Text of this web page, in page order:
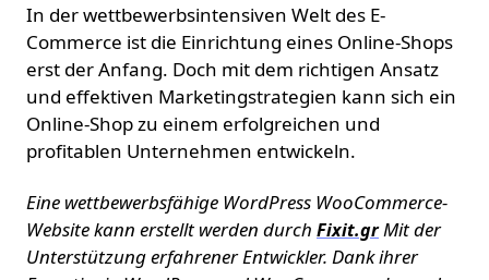
In der wettbewerbsintensiven Welt des E-
Commerce ist die Einrichtung eines Online-Shops
erst der Anfang. Doch mit dem richtigen Ansatz
und effektiven Marketingstrategien kann sich ein
Online-Shop zu einem erfolgreichen und
profitablen Unternehmen entwickeln.
Eine wettbewerbsfähige WordPress WooCommerce-
Website kann erstellt werden durch Fixit.grMit der
Unterstützung erfahrener Entwickler. Dank ihrer